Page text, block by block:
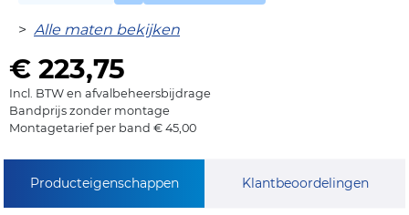
> Alle maten bekijken
€ 223,75
Incl. BTW en afvalbeheersbijdrage
Bandprijs zonder montage
Montagetarief per band € 45,00
Producteigenschappen Klantbeoordelingen